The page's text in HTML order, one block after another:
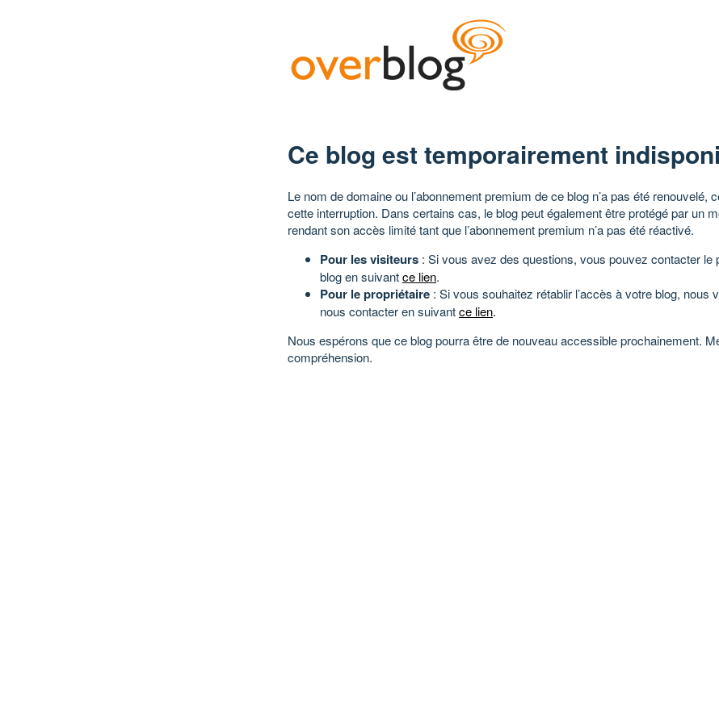
Ce blog est temporairement
Le nom de domaine ou l’abonnement premium de ce blog n’a pas été renouvelé,
cette interruption. Dans certains cas, le blog peut également être protégé par un
rendant son accès limité tant que l’abonnement premium n’a pas été réactivé.
Pour les visiteurs : Si vous avez des questions, vous pouvez contacter le
blog en suivantce lien.
Pour le propriétaire : Si vous souhaitez rétablir l’accès à votre blog, nous
nous contacter en suivantce lien.
Nous espérons que ce blog pourra être de nouveau accessible prochainement.
compréhension.